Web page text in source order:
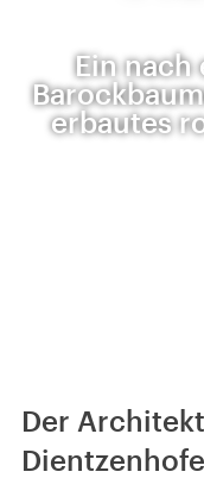
Ein nach
erbautes
Der